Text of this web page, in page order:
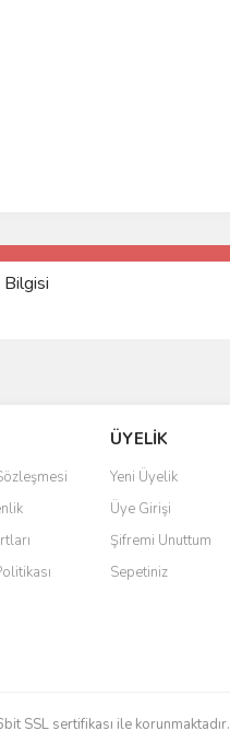
Bilgisi
ÜYELİK
Yeni Üyelik
Üye Girişi
Şifremi Unuttum
Sepetiniz
SSL sertifikası ile korunmaktadır.